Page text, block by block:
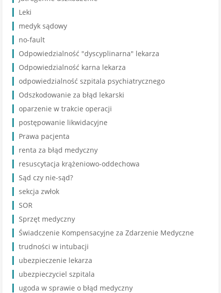
Leki
medyk sądowy
no-fault
Odpowiedzialność "dyscyplinarna" lekarza
Odpowiedzialność karna lekarza
odpowiedzialność szpitala psychiatrycznego
Odszkodowanie za błąd lekarski
oparzenie w trakcie operacji
postępowanie likwidacyjne
Prawa pacjenta
renta za błąd medyczny
resuscytacja krążeniowo-oddechowa
Sąd czy nie-sąd?
sekcja zwłok
SOR
Sprzęt medyczny
Świadczenie Kompensacyjne za Zdarzenie Medyczne
trudności w intubacji
ubezpieczenie lekarza
ubezpieczyciel szpitala
ugoda w sprawie o błąd medyczny